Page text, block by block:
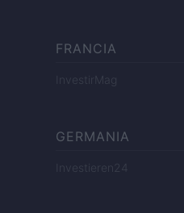
FRANCIA
InvestirMag
GERMANIA
Investieren24